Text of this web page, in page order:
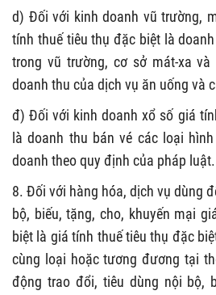
d) Đối với kinh doanh vũ trường,
tính thuế tiêu thụ đặc biệt là
trong vũ trường, cơ sở mát-xa và
doanh thu của dịch vụ ăn uống và
đ) Đối với kinh doanh xổ số giá
là doanh thu bán vé các loại
doanh theo quy định của pháp luật.
8. Đối với hàng hóa, dịch vụ dùng
bộ, biếu, tặng, cho, khuyến mại
biệt là giá tính thuế tiêu thụ đặc
cùng loại hoặc tương đương tại
động trao đổi, tiêu dùng nội bộ,